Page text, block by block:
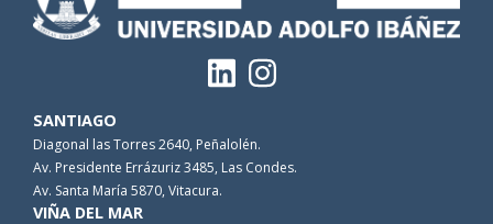
SANTIAGO
Diagonal las Torres 2640, Peñalolén.
Av. Presidente Errázuriz 3485, Las Condes.
Av. Santa María 5870, Vitacura.
VIÑA DEL MAR